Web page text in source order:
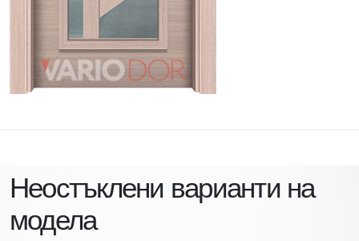
Неостъклени варианти на
модела